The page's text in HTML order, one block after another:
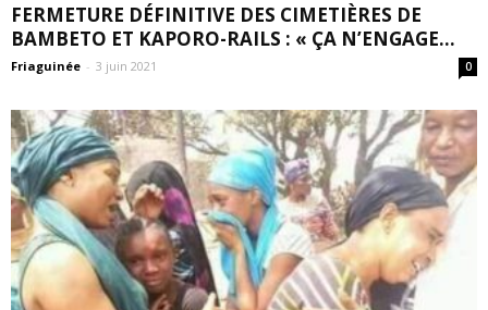
FERMETURE DÉFINITIVE DES CIMETIÈRES DE
BAMBETO ET KAPORO-RAILS : « ÇA N’ENGAGE...
Friaguinée - 3 juin 2021 0